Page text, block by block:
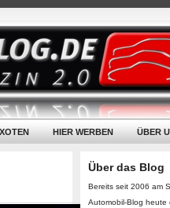
HIER WERBEN ÜBER
Über das Blog
Bereits seit 2006 am
Automobil-Blog heute